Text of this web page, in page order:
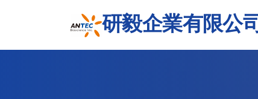
研毅企業有限公司